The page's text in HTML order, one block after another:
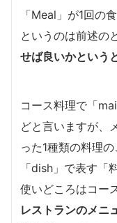
「Meal」が1回の
というのは前述の
せば良いかという
コース料理で「
どと言いますが、
った1種類の料理
「dish」で表す「
使いどころはコー
レストランのメニ